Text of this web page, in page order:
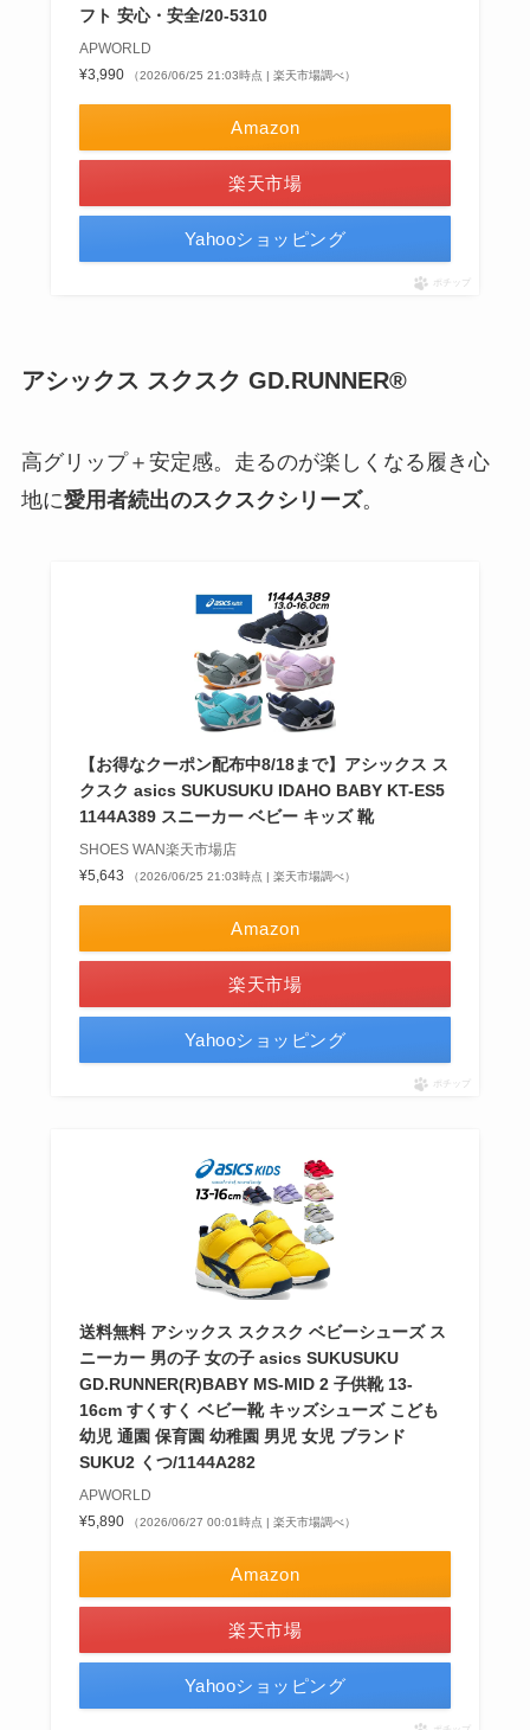
フト 安心・安全/20-5310
APWORLD
¥3,990
（2026/06/25 21:03時点 | 楽天市場調べ）
Amazon
楽天市場
Yahooショッピング
ポチップ
アシックス スクスク GD.RUNNER®
高グリップ＋安定感。走るのが楽しくなる履き心
地に愛用者続出のスクスクシリーズ。
【お得なクーポン配布中8/18まで】アシックス ス
クスク asics SUKUSUKU IDAHO BABY KT-ES5
1144A389 スニーカー ベビー キッズ 靴
SHOES WAN楽天市場店
¥5,643
（2026/06/25 21:03時点 | 楽天市場調べ）
Amazon
楽天市場
Yahooショッピング
ポチップ
送料無料 アシックス スクスク ベビーシューズ ス
ニーカー 男の子 女の子 asics SUKUSUKU
GD.RUNNER(R)BABY MS-MID 2 子供靴 13-
16cm すくすく ベビー靴 キッズシューズ こども
幼児 通園 保育園 幼稚園 男児 女児 ブランド
SUKU2 くつ/1144A282
APWORLD
¥5,890
（2026/06/27 00:01時点 | 楽天市場調べ）
Amazon
楽天市場
Yahooショッピング